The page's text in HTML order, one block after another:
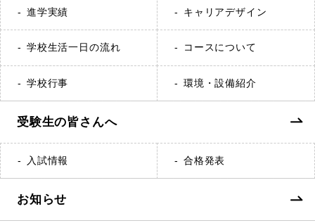
進学実績 キャリアデザイン
学校生活一日の流れ コースについて
学校行事 環境・設備紹介
受験生の皆さんへ
入試情報 合格発表
お知らせ